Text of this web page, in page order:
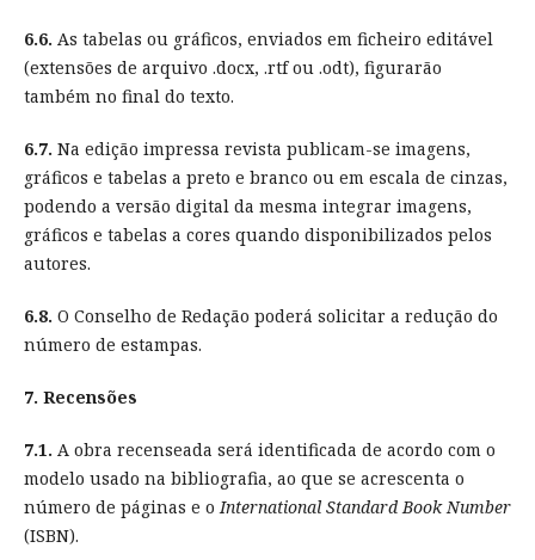
6.6. As tabelas ou gráficos, enviados em ficheiro editável
(extensões de arquivo .docx, .rtf ou .odt), figurarão
também no final do texto.
6.7. Na edição impressa revista publicam-se imagens,
gráficos e tabelas a preto e branco ou em escala de cinzas,
podendo a versão digital da mesma integrar imagens,
gráficos e tabelas a cores quando disponibilizados pelos
autores.
6.8. O Conselho de Redação poderá solicitar a redução do
número de estampas.
7. Recensões
7.1. A obra recenseada será identificada de acordo com o
modelo usado na bibliografia, ao que se acrescenta o
número de páginas e oInternational Standard Book Number
(ISBN).